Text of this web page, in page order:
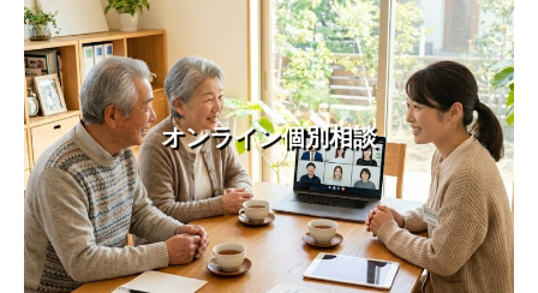
オンライン個別相談